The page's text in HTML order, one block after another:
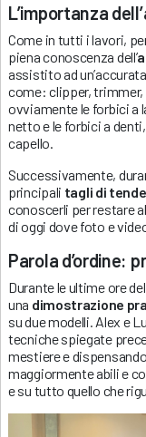
L’importanza
Come in tutti i lavori,
piena conoscenza dell’
assistito ad
come: clipper,
ovviamente le forbici a
netto e le forbici a
capello.
Successivamente,
principali tagli di
conoscerli per restare
di oggi dove foto e
Parola d’ordine:
Durante le ultime ore
una dimostrazione
su due modelli. Alex e
tecniche spiegate
mestiere e
maggiormente abili e
e su tutto quello che